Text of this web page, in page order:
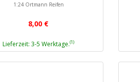
1:24 Ortmann Reifen
8,00 €
Lieferzeit: 3-5 Werktage.(1)